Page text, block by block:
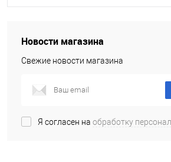
Новости магазина
Свежие новости магазина
Я согласен на обработку